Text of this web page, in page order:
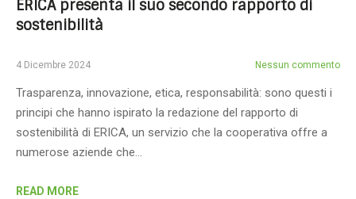
ERICA presenta il suo secondo rapporto di
sostenibilità
4 Dicembre 2024 Nessun commento
Trasparenza, innovazione, etica, responsabilità: sono questi i
principi che hanno ispirato la redazione del rapporto di
sostenibilità di ERICA, un servizio che la cooperativa offre a
numerose aziende che…
READ MORE